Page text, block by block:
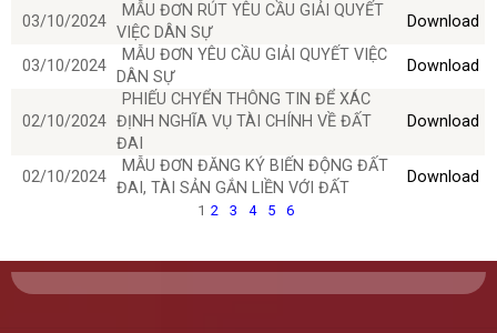
03/10/2024
MẪU ĐƠN RÚT YÊU CẦU GIẢI QUYẾT
VIỆC DÂN SỰ
Download
03/10/2024
MẪU ĐƠN YÊU CẦU GIẢI QUYẾT VIỆC
DÂN SỰ
Download
02/10/2024
PHIẾU CHYỂN THÔNG TIN ĐỂ XÁC
ĐỊNH NGHĨA VỤ TÀI CHÍNH VỀ ĐẤT
ĐAI
Download
02/10/2024
MẪU ĐƠN ĐĂNG KÝ BIẾN ĐỘNG ĐẤT
ĐAI, TÀI SẢN GẮN LIỀN VỚI ĐẤT
Download
1 2 3 4 5 6